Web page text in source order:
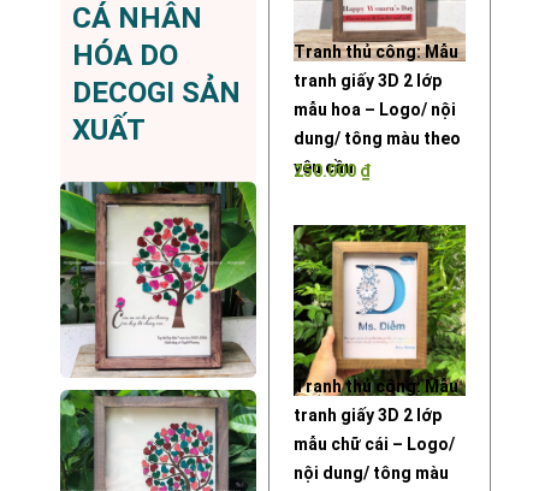
CÁ NHÂN
HÓA DO
DECOGI SẢN
XUẤT
Tranh thủ công: Mẫu
tranh giấy 3D 2 lớp
mẫu hoa – Logo/ nội
dung/ tông màu theo
yêu cầu
250.000 ₫
Tranh thủ công: Mẫu
tranh giấy 3D 2 lớp
mẫu chữ cái – Logo/
nội dung/ tông màu